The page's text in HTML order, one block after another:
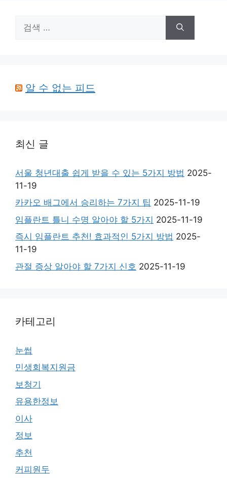
색:
알 수 없는 피드
최신 글
서울 청년대출 쉽게 받을 수 있는 5가지 방법 2025-
11-19
카카오 배그에서 승리하는 7가지 팁 2025-11-19
임플란트 틀니 수명 알아야 할 5가지 2025-11-19
즉시 임플란트 추천! 효과적인 5가지 방법 2025-
11-19
관절 증상 알아야 할 7가지 신호 2025-11-19
카테고리
눈썹
민생회복지원금
보청기
유용한정보
이사
정보
추천
커피원두